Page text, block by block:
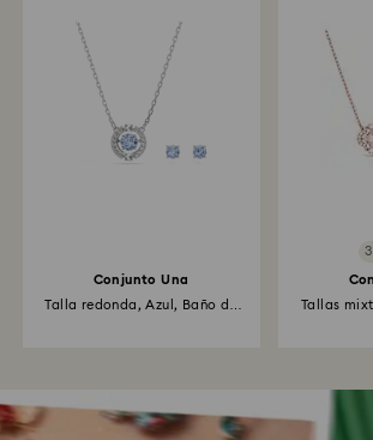
Conjunto Una
Talla redonda, Azul, Baño de
Tallas